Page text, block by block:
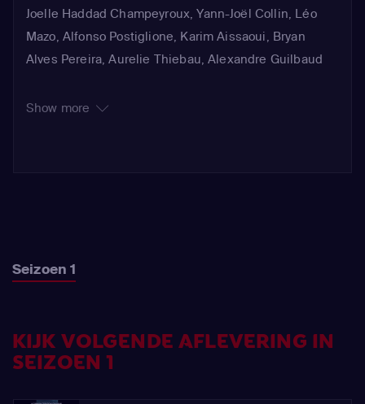
Joelle Haddad Champeyroux,Yann-Joël Collin, Léo
Mazo, Alfonso Postiglione, Karim Aissaoui, Bryan
Alves Pereira,Aurelie Thiebau,Alexandre Guilbaud
Show more
Seizoen 1
KIJK VOLGENDE AFLEVERING IN
SEIZOEN 1